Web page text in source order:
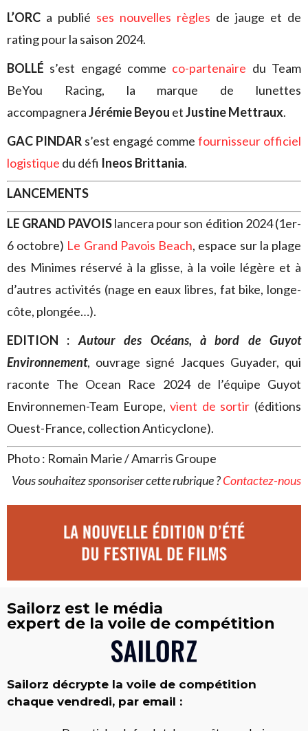
L’ORC a publié ses nouvelles règles de jauge et de
rating pour la saison 2024.
BOLLÉ s’est engagé comme co-partenaire du Team
BeYou Racing, la marque de lunettes
accompagneraJérémie Beyou etJustine Mettraux.
GAC PINDAR s’est engagé comme fournisseur officiel
logistique du défi Ineos Brittania.
LANCEMENTS
LE GRAND PAVOISlancera pour son édition 2024 (1er-
6 octobre) Le Grand Pavois Beach, espace sur la plage
des Minimes réservé à la glisse, à la voile légère et à
d’autres activités (nage en eaux libres, fat bike, longe-
côte, plongée…).
EDITION : Autour des Océans, à bord de Guyot
Environnement, ouvrage signé Jacques Guyader, qui
raconte The Ocean Race 2024 de l’équipe Guyot
Environnemen-Team Europe,vient de sortir (éditions
Ouest-France, collection Anticyclone).
Photo : Romain Marie / Amarris Groupe
Vous souhaitez sponsoriser cette rubrique ?Contactez-nous
Sailorz est le média
expert de la voile de compétition
Sailorz décrypte la voile de compétition
chaque vendredi, par email :